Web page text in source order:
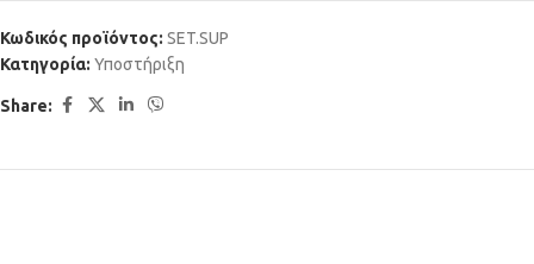
Κωδικός προϊόντος: SET.SUP
Κατηγορία: Υποστήριξη
Share: